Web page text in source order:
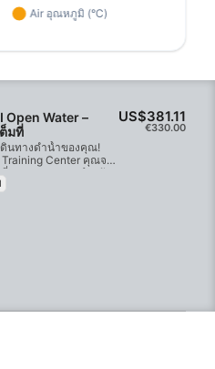
Water –
มที่
ดินทางดำน้ำของคุณ!
Center คุณจะ
อกแบบเฉพาะสำหรับ
สูตรทั่วไปความ
มอย่างเข้มงวด เพื่อให้ผู้
มของเรายังยืดหยุ่น
บคุณในการเลือกจุด
US$381.11
€330.00